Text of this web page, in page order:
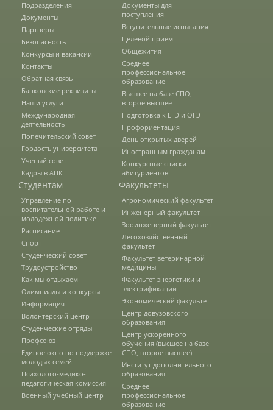
Целевой прием
Общежития
Среднее профессиональное
образование
Высшее на базе СПО, второе высшее
Подготовка к ЕГЭ и ОГЭ
Профориентация
День открытых дверей
Иностранным гражданам
Конкурсные списки абитуриентов
Студентам
Подразделения
Документы
Партнеры
Безопасность
Конкурсы и вакансии
Контакты
Обратная связь
Банковские реквизиты
Наши услуги
Международная
деятельность
Попечительский совет
Гордость университета
Ученый совет
Кадры в АПК
Документы для
поступления
Вступительные испытания
Целевой прием
Общежития
Среднее
профессиональное
образование
Высшее на базе СПО,
второе высшее
Подготовка к ЕГЭ и ОГЭ
Профориентация
День открытых дверей
Иностранным гражданам
Конкурсные списки
абитуриентов
Студентам
Управление по
воспитательной работе и
молодежной политике
Расписание
Спорт
Студенческий совет
Трудоустройство
Как мы отдыхаем
Олимпиады и конкурсы
Информация
Волонтерский центр
Студенческие отряды
Профсоюз
Единое окно по поддержке
молодых семей
Психолого-медико-
педагогическая комиссия
Военный учебный центр
Факультеты
Агрономический факультет
Инженерный факультет
Зооинженерный факультет
Лесохозяйственный
факультет
Факультет ветеринарной
медицины
Факультет энергетики и
электрификации
Экономический факультет
Центр довузовского
образования
Центр ускоренного
обучения (высшее на базе
СПО, второе высшее)
Институт дополнительного
образования
Среднее
профессиональное
образование